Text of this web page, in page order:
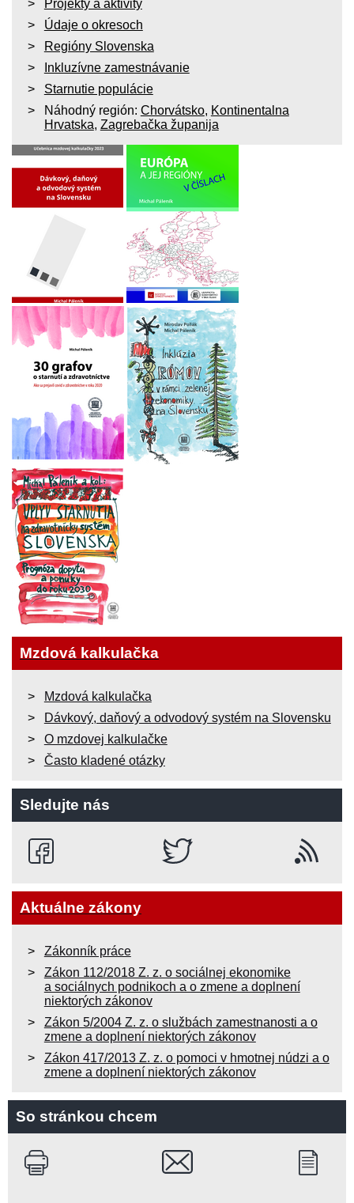
Projekty a aktivity
Údaje o okresoch
Regióny Slovenska
Inkluzívne zamestnávanie
Starnutie populácie
Náhodný región: Chorvátsko, Kontinentalna
Hrvatska, Zagrebačka županija
Mzdová kalkulačka
Mzdová kalkulačka
Dávkový, daňový a odvodový systém na Slovensku
O mzdovej kalkulačke
Často kladené otázky
Sledujte nás
Aktuálne zákony
Zákonník práce
Zákon 112/2018 Z. z. o sociálnej ekonomike
a sociálnych podnikoch a o zmene a doplnení
niektorých zákonov
Zákon 5/2004 Z. z. o službách zamestnanosti a o
zmene a doplnení niektorých zákonov
Zákon 417/2013 Z. z. o pomoci v hmotnej núdzi a o
zmene a doplnení niektorých zákonov
So stránkou chcem